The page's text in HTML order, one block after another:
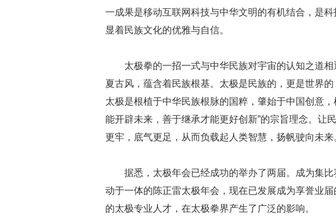
一成果是移动互联网科技与中华文明的有机结合，是
显着民族文化的优雅与自信。
太极拳的一招一式与中华民族对宇宙的认知之道
夏古风，蕴含着民族根基。太极是民族的，更是世界
太极是根植于中华民族根脉的国粹，肇始于中国创意
能开辟未来，善于继承才能更好创新”的宗旨理念。让
更牢，底气更足，从而负载起人类智慧，扬帆驶向未来
据悉，太极年会已经成功的举办了两届。成为集
动于一体的陈正雷太极年会，现在已发展成为享誉业
的太极专业人才，在太极拳界产生了广泛的影响。